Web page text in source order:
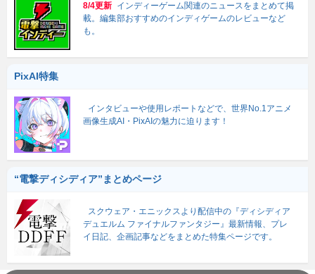
8/4更新 インディーゲーム関連のニュースをまとめて掲
載。編集部おすすめのインディゲームのレビューなど
も。
PixAI特集
インタビューや使用レポートなどで、世界No.1アニメ
画像生成AI・PixAIの魅力に迫ります！
“電撃ディシディア”まとめページ
スクウェア・エニックスより配信中の『ディシディア
デュエルム ファイナルファンタジー』最新情報、プレ
イ日記、企画記事などをまとめた特集ページです。